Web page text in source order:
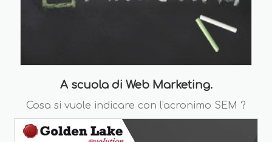
A scuola di Web Marketing.
Cosa si vuole indicare con l'acronimo SEM ?